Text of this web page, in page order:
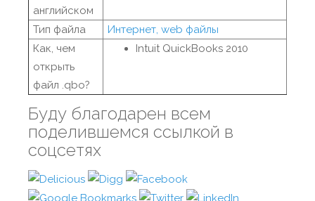
английском
Тип файла
Интернет, web файлы
Как, чем
открыть
файл .qbo?
Intuit QuickBooks 2010
Буду благодарен всем
поделившемся ссылкой в
соцсетях